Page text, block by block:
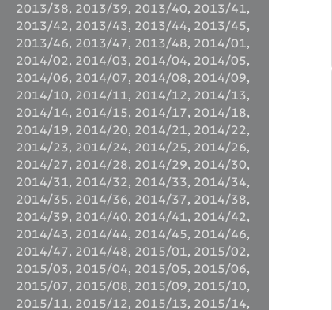
2013/38, 2013/39, 2013/40, 2013/41,
2013/42, 2013/43, 2013/44, 2013/45,
2013/46, 2013/47, 2013/48, 2014/01,
2014/02, 2014/03, 2014/04, 2014/05,
2014/06, 2014/07, 2014/08, 2014/09,
2014/10, 2014/11, 2014/12, 2014/13,
2014/14, 2014/15, 2014/17, 2014/18,
2014/19, 2014/20, 2014/21, 2014/22,
2014/23, 2014/24, 2014/25, 2014/26,
2014/27, 2014/28, 2014/29, 2014/30,
2014/31, 2014/32, 2014/33, 2014/34,
2014/35, 2014/36, 2014/37, 2014/38,
2014/39, 2014/40, 2014/41, 2014/42,
2014/43, 2014/44, 2014/45, 2014/46,
2014/47, 2014/48, 2015/01, 2015/02,
2015/03, 2015/04, 2015/05, 2015/06,
2015/07, 2015/08, 2015/09, 2015/10,
2015/11, 2015/12, 2015/13, 2015/14,